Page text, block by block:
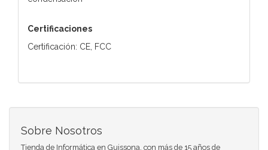
Certificaciones
Certificación: CE, FCC
Sobre Nosotros
Tienda de Informática en Guissona, con más de 15 años de